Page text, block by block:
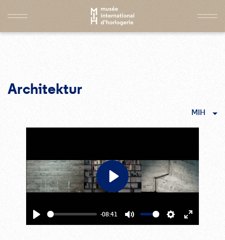
Architektur
MIH
Play
-08:41
Mute SettingsEnter
Play